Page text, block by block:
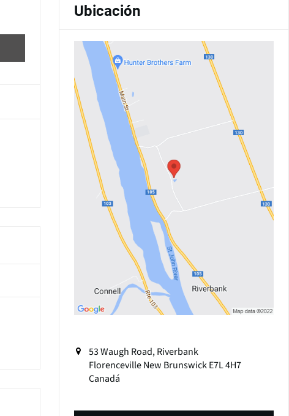
Ubicación
53 Waugh Road, Riverbank
FlorencevilleNew BrunswickE7L 4H7
Canadá